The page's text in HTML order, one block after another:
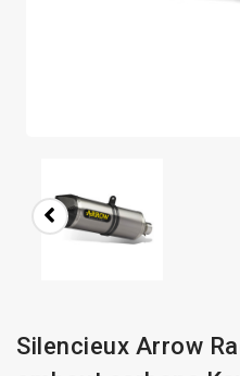
Silencieux Arrow